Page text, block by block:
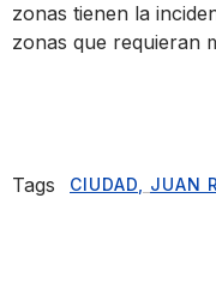
zonas tienen la
zonas que requieran
Tags CIUDAD JUAN